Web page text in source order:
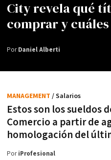
City revela qué
comprar y
PorDaniel Alberti
Estos son los sueldos
Comercio a partir de
homologación del
MANAGEMENT / Salarios
PoriProfesional